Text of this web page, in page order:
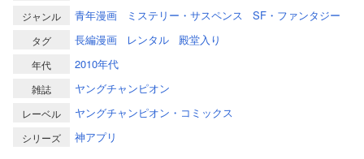
ジャンル 青年漫画 ミステリー・サスペンス SF・ファンタジー
タグ 長編漫画 レンタル 殿堂入り
年代 2010年代
雑誌 ヤングチャンピオン
レーベル ヤングチャンピオン・コミックス
シリーズ
神アプリ